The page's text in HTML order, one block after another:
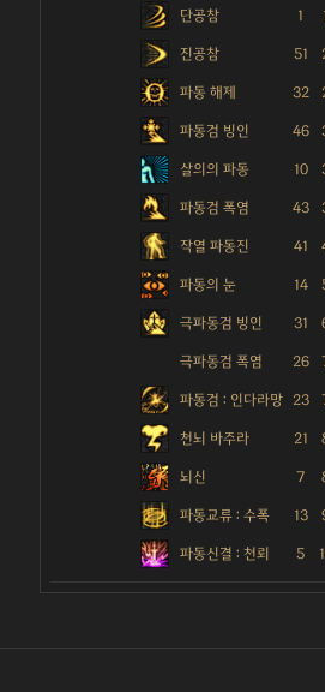
단공참 1
진공참 51
파동 해제 32
파동검 빙인 46
살의의 파동 10
파동검 폭염 43
작열 파동진 41
파동의 눈 14
극파동검 빙인 31
극파동검 폭염 26
파동검 : 인다라망 23
천뇌 바주라 21
뇌신 7
파동교류 : 수폭 13
파동신결 : 천뢰 5